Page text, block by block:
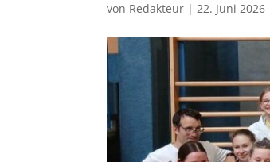
von Redakteur |22. Juni 2026